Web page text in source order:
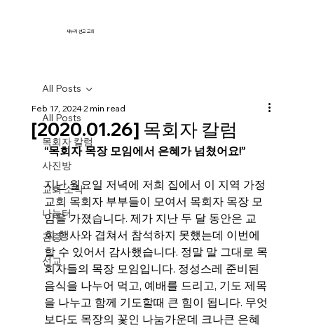
새누리 선교 교회
All Posts
목회자 칼럼
사진방
교회 소식
나눔터
간증
선교
All Posts
[2020.01.26] 목회자 칼럼
Feb 17, 20242 min read
“목회자 목장 모임에서 은혜가 넘쳤어요!”
지난 월요일 저녁에 저희 집에서 이 지역 가정
교회 목회자 부부들이 모여서 목회자 목장 모
임을 가졌습니다. 제가 지난 두 달 동안은 교
회 행사와 겹쳐서 참석하지 못했는데 이번에
할 수 있어서 감사했습니다. 정말 말 그대로 목
회자들의 목장 모임입니다. 정성스레 준비된
음식을 나누어 먹고, 예배를 드리고, 기도 제목
을 나누고 함께 기도할때 큰 힘이 됩니다. 무엇
보다도 목장의 꽃인 나눔가운데 크나큰 은혜